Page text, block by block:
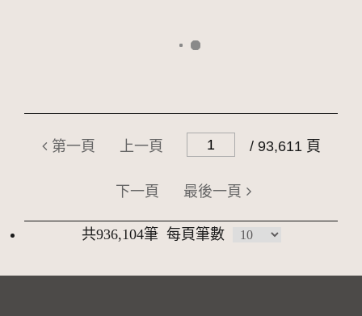
第一頁 上一頁 / 93,611 頁
下一頁 最後一頁
共936,104筆 每頁筆數